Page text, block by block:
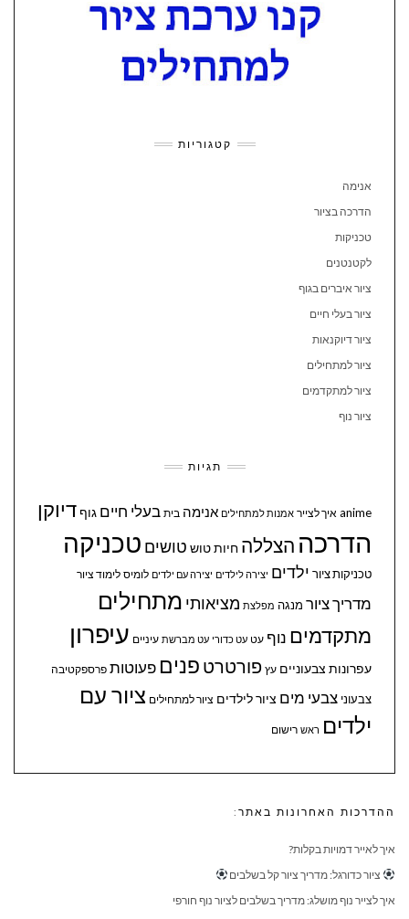
קטגוריות
אנימה
הדרכה בציור
טכניקות
לקטנטנים
ציור איברים בגוף
ציור בעלי חיים
ציור דיוקנאות
ציור למתחילים
ציור למתקדמים
ציור נוף
תגיות
anime איך לצייר אמנות למתחילים אנימה בית בעלי חיים גוףדיוקן
הדרכה הצללה חיותטוש טושים טכניקה
טכניקות ציור ילדים יצירה לילדים יצירה עם ילדים לומיס לימוד ציור
מדריך ציור מנגה מפלצת מציאותי מתחילים
מתקדמים נוף עט עט כדורי עט מברשת עיניים עיפרון
עפרונות צבעוניים עץ פורטרט פנים פעוטות פרספקטיבה
צבעוני צבעי מים ציור לילדים ציור למתחילים ציור עם
ילדים ראש רישום
ההדרכות האחרונות באתר:
איך לאייר דמויות בקלות?
ציור כדורגל: מדריך ציור קל בשלבים
איך לצייר נוף מושלג: מדריך בשלבים לציור נוף חורפי